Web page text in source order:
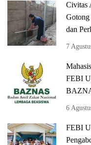
Civitas
dan
7
FEBI
6
FEBI